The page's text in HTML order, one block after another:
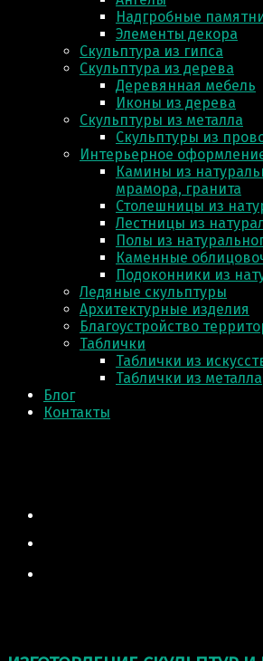
Надгробные
Элементы декора
Скульптура из гипса
Скульптура из деревa
Деревянная мебель
Иконы из дерева
Скульптуры из металла
Скульптуры из
Интерьерное
Камины из
мрамора, гранита
Столешницы из
Лестницы из
Полы из
Каменные
Подоконники из
Ледяные скульптуры
Архитектурные изделия
Благоустройство
Таблички
Таблички из
Таблички из металла
Блог
Контакты